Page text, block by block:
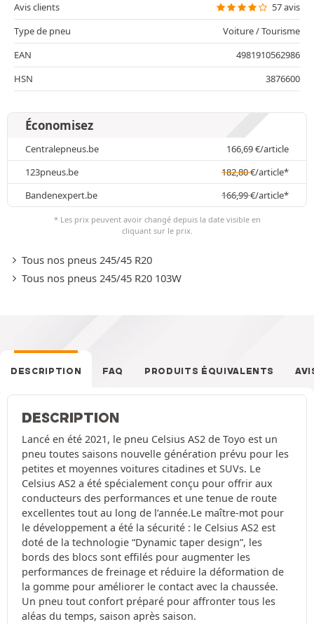
Avis clients
57 avis
Type de pneu
Voiture / Tourisme
EAN
4981910562986
HSN
3876600
Économisez
Centralepneus.be 166,69€/article
123pneus.be
182,80€/article*
Bandenexpert.be
166,99€/article*
* Les prix peuvent avoir changé depuis la date visible en
cliquant sur le prix.
Tous nos pneus 245/45 R20
Tous nos pneus 245/45 R20 103W
DESCRIPTION FAQ PRODUITS ÉQUIVALENTS
DESCRIPTION
Lancé en été 2021, le pneu Celsius AS2 de Toyo est un
pneu toutes saisons nouvelle génération prévu pour les
petites et moyennes voitures citadines et SUVs. Le
Celsius AS2 a été spécialement conçu pour offrir aux
conducteurs des performances et une tenue de route
excellentes tout au long de l’année.Le maître-mot pour
le développement a été la sécurité : le Celsius AS2 est
doté de la technologie “Dynamic taper design”, les
bords des blocs sont effilés pour augmenter les
performances de freinage et réduire la déformation de
la gomme pour améliorer le contact avec la chaussée.
Un pneu tout confort préparé pour affronter tous les
aléas du temps, saison après saison.